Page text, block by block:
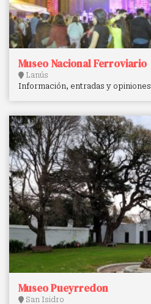
Museo Nacional Ferroviario
Lanús
Información, entradas y opiniones
Museo Pueyrredon
San Isidro